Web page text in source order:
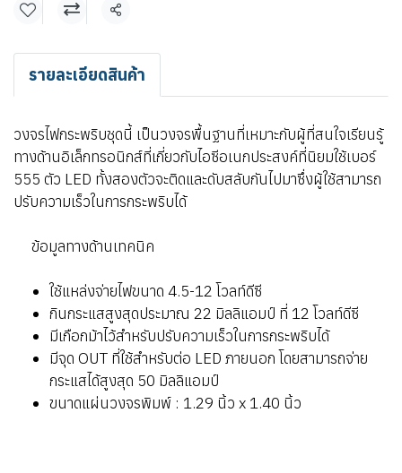
แชร์
รายละเอียดสินค้า
วงจรไฟกระพริบชุดนี้ เป็นวงจรพื้นฐานที่เหมาะกับผู้ที่สนใจเรียนรู้
ทางด้านอิเล็กทรอนิกส์ที่เกี่ยวกับไอซีอเนกประสงค์ที่นิยมใช้เบอร์
555 ตัว LED ทั้งสองตัวจะติดและดับสลับกันไปมาซึ่งผู้ใช้สามารถ
ปรับความเร็วในการกระพริบได้
ข้อมูลทางด้านเทคนิค
ใช้แหล่งจ่ายไฟขนาด 4.5-12 โวลท์ดีซี
กินกระแสสูงสุดประมาณ 22 มิลลิแอมป์ ที่ 12 โวลท์ดีซี
มีเกือกม้าไว้สำหรับปรับความเร็วในการกระพริบได้
มีจุด OUT ที่ใช้สำหรับต่อ LED ภายนอก โดยสามารถจ่าย
กระแสได้สูงสุด 50 มิลลิแอมป์
ขนาดแผ่นวงจรพิมพ์ : 1.29 นิ้ว x 1.40 นิ้ว